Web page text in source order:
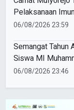
Pelaksanaan
HPV di SD
06/08/2026 23:59
Semangat Tahun
Siswa MI
Ikuti Latihan
06/08/2026 23:46